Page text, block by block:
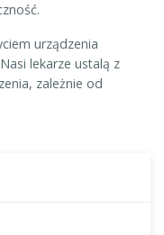
urządzenia
lekarze ustalą z
zależnie od